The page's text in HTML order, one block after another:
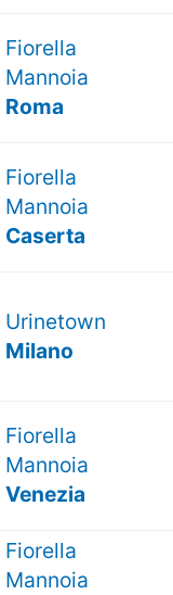
Fiorella
Mannoia
Roma
Fiorella
Mannoia
Caserta
Urinetown
Milano
Fiorella
Mannoia
Venezia
Fiorella
Mannoia